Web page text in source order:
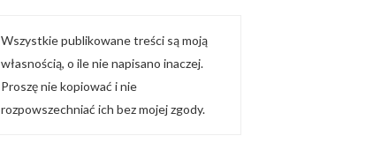
Wszystkie publikowane treści są moją
własnością, o ile nie napisano inaczej.
Proszę nie kopiować i nie
rozpowszechniać ich bez mojej zgody.